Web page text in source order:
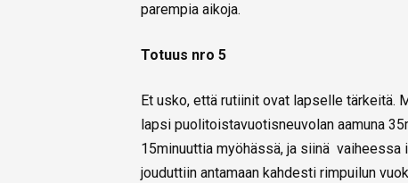
parempia aikoja.
Totuus nro 5
Et usko, että rutiinit ovat lapselle tärkeitä.
lapsi puolitoistavuotisneuvolan aamuna
15minuuttia myöhässä, ja siinä
jouduttiin antamaan kahdesti rimpuilun